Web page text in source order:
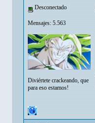
Desconectado
Mensajes: 5.563
Diviértete crackeando, que
para eso estamos!